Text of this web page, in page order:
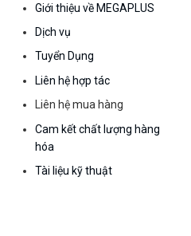
Giới thiệu về MEGAPLUS
Dịch vụ
Tuyển Dụng
Liên hệ hợp tác
Liên hệ mua hàng
Cam kết chất lượng hàng
hóa
Tài liệu kỹ thuật